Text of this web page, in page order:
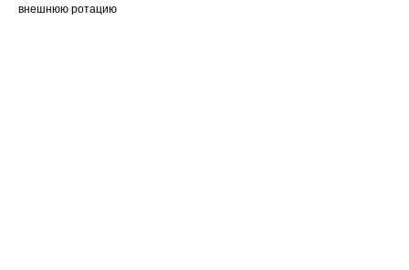
внешнюю ротацию